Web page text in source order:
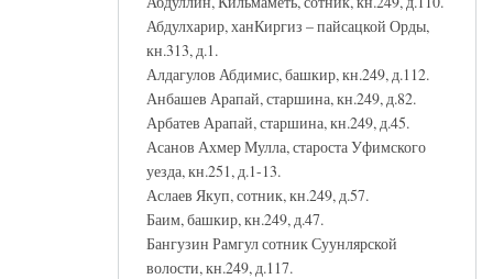
Абдулхарир, ханКиргиз – пайсацкой Орды,
кн.313, д.1.
Алдагулов Абдимис, башкир, кн.249, д.112.
Анбашев Арапай, старшина, кн.249, д.82.
Арбатев Арапай, старшина, кн.249, д.45.
Асанов Ахмер Мулла, староста Уфимского
уезда, кн.251, д.1-13.
Аслаев Якуп, сотник, кн.249, д.57.
Баим, башкир, кн.249, д.47.
Бангузин Рамгул сотник Суунлярской
волости, кн.249, д.117.